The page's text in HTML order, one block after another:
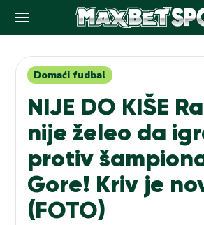
contentDomaći fudbal
NIJE DO KIŠE
nije želeo da
protiv
Gore! Kriv je
(FOTO)